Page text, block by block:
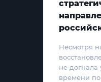
Несмотря
не догнала
времени